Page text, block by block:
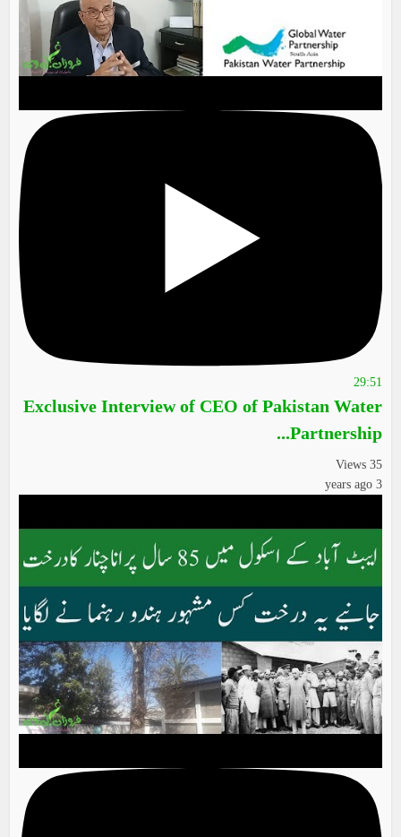
29:51
Exclusive Interview of CEO of Pakistan Water
Partnership...
35 Views
3 years ago